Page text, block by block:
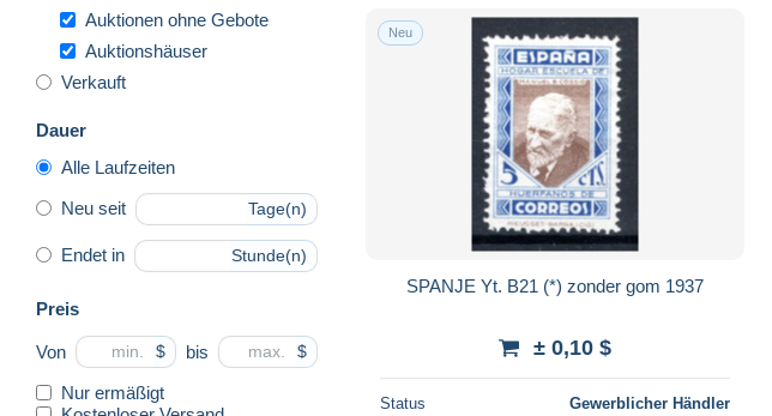
Auktionen ohne Gebote
Auktionshäuser
Verkauft
Dauer
Alle Laufzeiten
Neu seit Tage(n)
Endet in Stunde(n)
Preis
Von $ bis $
Nur ermäßigt
Neu
SPANJE Yt. B21 (*) zonder gom 1937
± 0,10 $
Status Gewerblicher Händler